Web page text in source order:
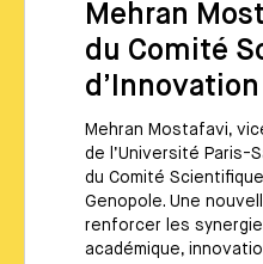
Mehran
du Comité
Mehran Mostafavi,
de l’Université Paris-
du Comité
Genopole. Une
renforcer les
académique,